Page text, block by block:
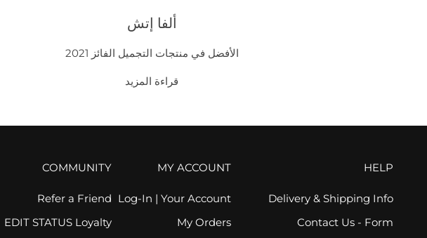
ألفا إتش
الأفضل في منتجات التجميل الفائز 2021
قراءة المزيد
HELP
Delivery & Shipping Info
Contact Us - Form
MY ACCOUNT
Log-In | Your Account
My Orders
COMMUNITY
Refer a Friend
EDIT STATUS Loyalty